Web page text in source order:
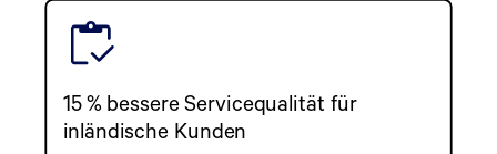
15 % bessere Servicequalität für
inländische Kunden